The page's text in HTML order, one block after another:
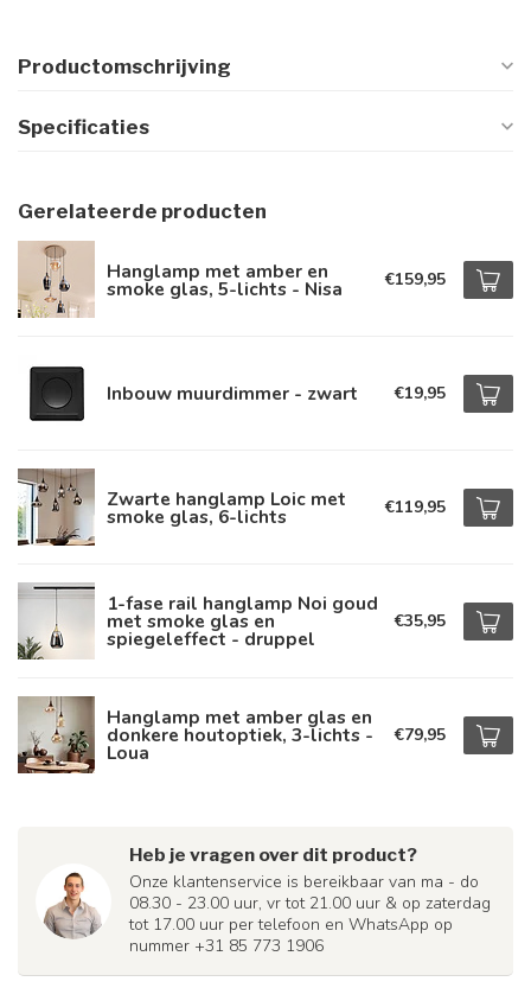
Productomschrijving
Specificaties
Gerelateerde producten
Hanglamp met amber en
smoke glas, 5-lichts - Nisa €159,95
Inbouw muurdimmer - zwart €19,95
Zwarte hanglamp Loic met
smoke glas, 6-lichts €119,95
1-fase rail hanglamp Noi goud
met smoke glas en
spiegeleffect - druppel
€35,95
Hanglamp met amber glas en
donkere houtoptiek, 3-lichts -
Loua
€79,95
Heb je vragen over dit product?
Onze klantenservice is bereikbaar van ma - do
08.30 - 23.00 uur, vr tot 21.00 uur & op zaterdag
tot 17.00 uur per telefoon en WhatsApp op
nummer +31 85 773 1906